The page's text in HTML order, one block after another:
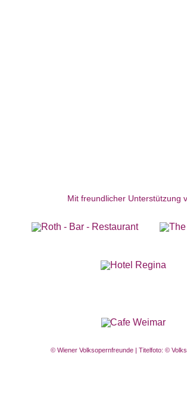
Mit freundlicher Unterstützung
© Wiener Volksopernfreunde | Titelfoto: ©